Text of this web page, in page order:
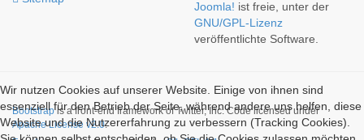
Joomla! ist freie, unter der
GNU/GPL-Lizenz
veröffentlichte Software.
Bootstrapis a front-end framework of Twitter, Inc. Code licensed under
Apache License v2.0.
Wir nutzen Cookies auf unserer Website. Einige von ihnen sind
essenziell für den Betrieb der Seite, während andere uns helfen, diese
Website und die Nutzererfahrung zu verbessern (Tracking Cookies).